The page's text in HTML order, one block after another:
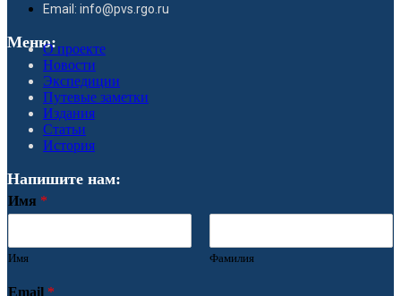
Email: info@pvs.rgo.ru
Меню:О проекте
Новости
Экспедиции
Путевые заметки
Издания
Статьи
История
Напишите нам:
Имя *
Имя Фамилия
Email *